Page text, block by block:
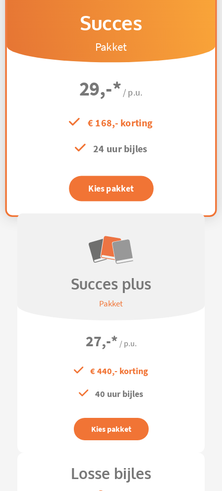
Succes
Pakket
29,-* / p.u.
€ 168,- korting
24 uur bijles
Kies pakket
Succes plus
Pakket
27,-* / p.u.
€ 440,- korting
40 uur bijles
Kies pakket
Losse bijles